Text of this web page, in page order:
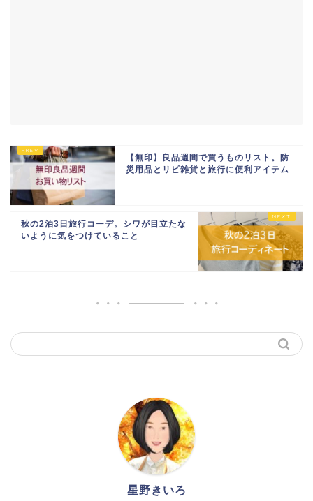
【無印】良品週間で買うものリスト。防
災用品とリピ雑貨と旅行に便利アイテム
秋の2泊3日旅行コーデ。シワが目立たな
いように気をつけていること
星野きいろ